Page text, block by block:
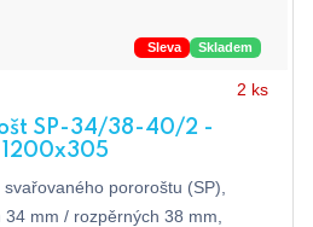
Sleva Skladem
2 ks
SP-34/38-40/2 -
pororoštu (SP),
mm / rozpěrných 38 mm,